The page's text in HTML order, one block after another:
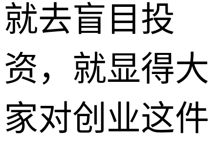
就去盲目投
资，就显得大
家对创业这件